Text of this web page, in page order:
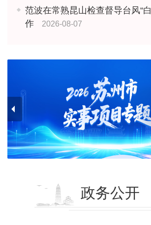
范波在常熟昆山检查督导台风“
作
2026-08-07
政务公开